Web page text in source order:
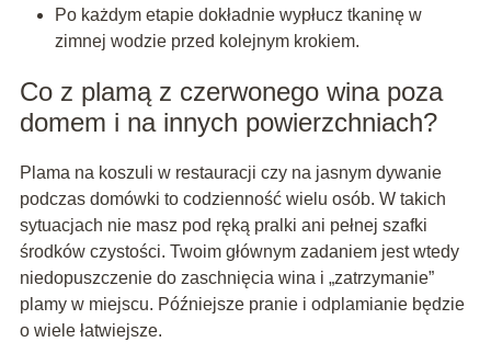
Po każdym etapie dokładnie wypłucz tkaninę w
zimnej wodzie przed kolejnym krokiem.
Co z plamą z czerwonego wina poza
domem i na innych powierzchniach?
Plama na koszuli w restauracji czy na jasnym dywanie
podczas domówki to codzienność wielu osób. W takich
sytuacjach nie masz pod ręką pralki ani pełnej szafki
środków czystości. Twoim głównym zadaniem jest wtedy
niedopuszczenie do zaschnięcia wina i „zatrzymanie”
plamy w miejscu. Późniejsze pranie i odplamianie będzie
o wiele łatwiejsze.